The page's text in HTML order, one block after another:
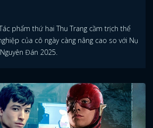
phẩm thứ hai Thu Trang cầm trịch thể
của cô ngày càng nâng cao so với Nụ
Đán 2025.